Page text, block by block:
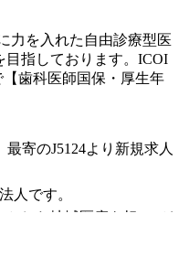
力を入れた自由診療型医
目指しております。ICOI
歯科医師国保・厚生年
寄のJ5124より新規求人
人です。
した地域医療を担ってお
防をベースとして自由診
。